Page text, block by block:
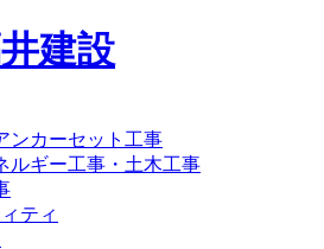
建設
ンカーセット工事
ルギー工事・土木工事
ティ